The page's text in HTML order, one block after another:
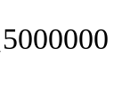
5000000